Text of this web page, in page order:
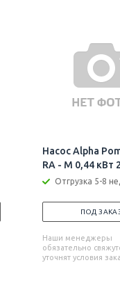
Насос Alpha
RA - M 0,44 кВт
Отгрузка 5-8
ПОД
Наши менеджеры
обязательно
уточнят условия